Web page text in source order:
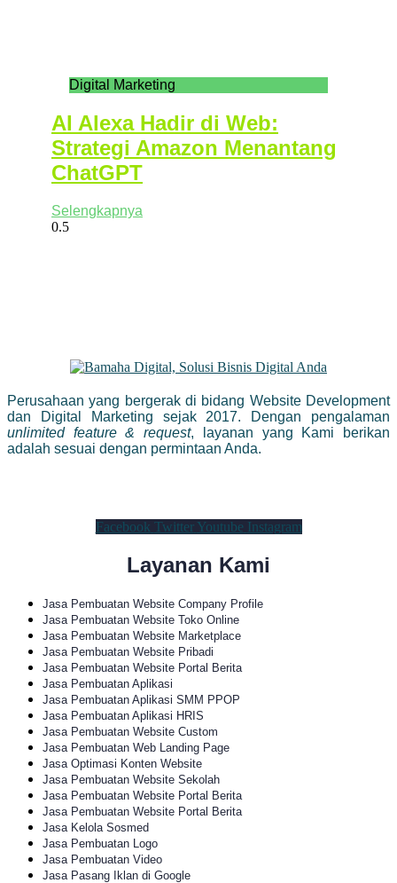
Digital Marketing
AI Alexa Hadir di Web:
Strategi Amazon Menantang
ChatGPT
Selengkapnya
Perusahaan yang bergerak di bidang Website Development
dan Digital Marketing sejak 2017. Dengan pengalaman
unlimited feature & request, layanan yang Kami berikan
adalah sesuai dengan permintaan Anda.
Facebook Twitter Youtube Instagram
Layanan Kami
Jasa Pembuatan Website Company Profile
Jasa Pembuatan Website Toko Online
Jasa Pembuatan Website Marketplace
Jasa Pembuatan Website Pribadi
Jasa Pembuatan Website Portal Berita
Jasa Pembuatan Aplikasi
Jasa Pembuatan Aplikasi SMM PPOP
Jasa Pembuatan Aplikasi HRIS
Jasa Pembuatan Website Custom
Jasa Pembuatan Web Landing Page
Jasa Optimasi Konten Website
Jasa Pembuatan Website Sekolah
Jasa Pembuatan Website Portal Berita
Jasa Pembuatan Website Portal Berita
Jasa Kelola Sosmed
Jasa Pembuatan Logo
Jasa Pembuatan Video
Jasa Pasang Iklan di Google